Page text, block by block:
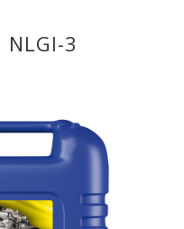
NLGI-3